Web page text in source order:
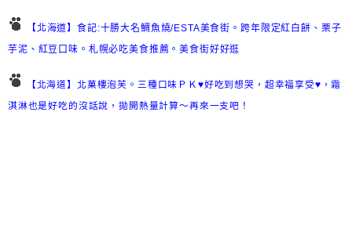
【北海道】食記:十勝大名鯛魚燒/ESTA美食街。跨年限定紅白餅、栗子
芋泥、紅豆口味。札幌必吃美食推薦。美食街好好逛
【北海道】北菓樓泡芙。三種口味ＰＫ♥好吃到想哭，超幸福享受♥，霜
淇淋也是好吃的沒話說，拋開熱量計算～再來一支吧！